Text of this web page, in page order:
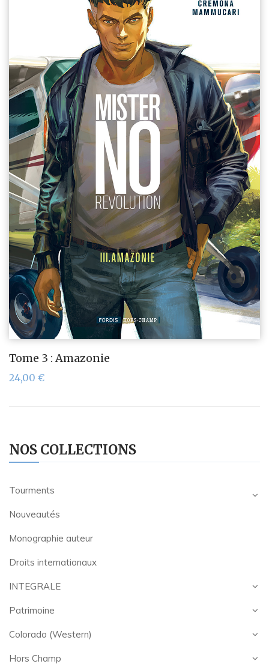
NOS COLLECTIONS
Tourments
Nouveautés
Monographie auteur
Droits internationaux
INTEGRALE
Patrimoine
Colorado (Western)
Hors Champ
Tome 3 : Amazonie
24,00 €